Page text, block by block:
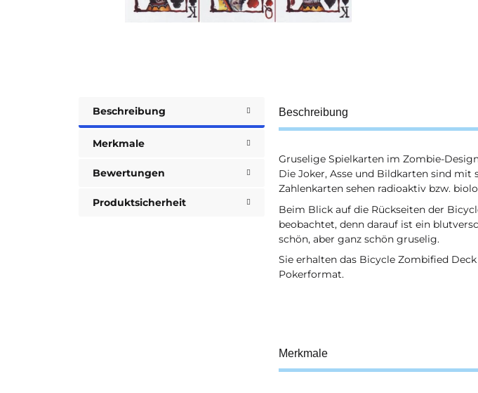
Beschreibung
Merkmale
Bewertungen
Produktsicherheit
Beschreibung
Gruselige Spielkarten im Zombie-
Die Joker, Asse und Bildkarten sind
Zahlenkarten sehen radioaktiv bzw.
Beim Blick auf die Rückseiten der
beobachtet, denn darauf ist ein
schön, aber ganz schön gruselig.
Sie erhalten das Bicycle Zombified
Pokerformat.
Merkmale